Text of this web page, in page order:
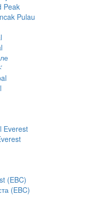
Peak
Pulau
Everest
(EBC)
(EBC)